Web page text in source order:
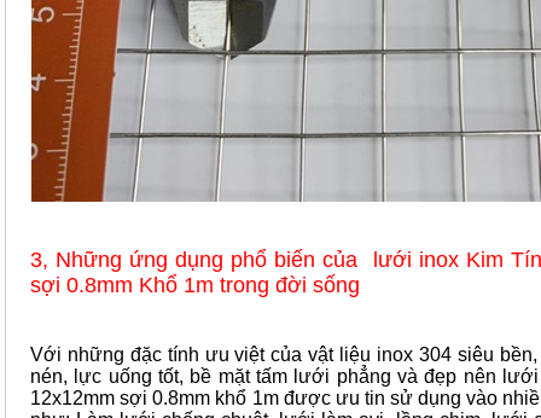
3, Những ứng dụng phổ biến của lưới inox Kim
sợi 0.8mm Khổ 1m trong đời sống
Với những đặc tính ưu việt của vật liệu inox 304 siêu
nén, lực uống tốt, bề mặt tấm lưới phẳng và đẹp nên
12x12mm sợi 0.8mm khổ 1m được ưu tin sử dụng vào